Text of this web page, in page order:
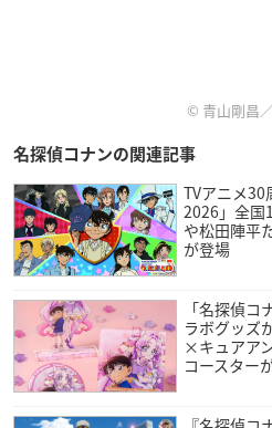
© 青山剛昌
名探偵コナンの関連記事
TVアニメ30
2026」全国
や松田陣平
が登場
「名探偵
ラボグッズ
×キュアア
コースター